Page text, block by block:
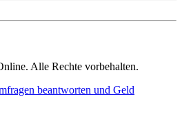
Alle Rechte vorbehalten.